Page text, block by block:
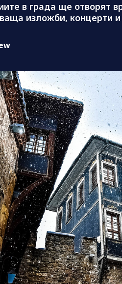
в града ще отворят
изложби, концерти